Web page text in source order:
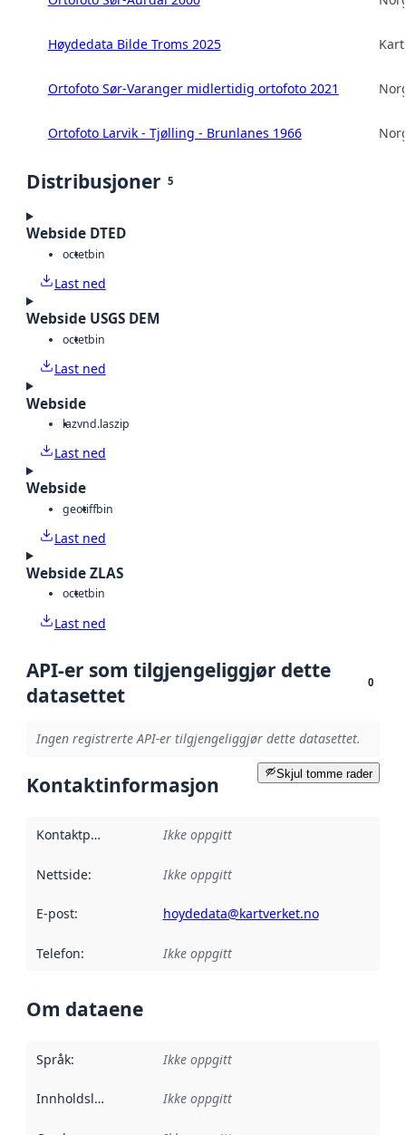
Høydedata Bilde Troms 2025
Ortofoto Sør-Varanger midlertidig ortofoto 2021
Ortofoto Larvik - Tjølling - Brunlanes 1966
Distribusjoner 5
Webside DTED
octetbin
Last ned
Webside USGS DEM
octetbin
Last ned
Webside
lazvnd.laszip
Last ned
Webside
geotiffbin
Last ned
Webside ZLAS
octetbin
Last ned
API-er som tilgjengeliggjør dette
datasettet
0
Ingen registrerte API-er tilgjengeliggjør dette datasettet.
Skjul tomme rader
Kontaktinformasjon
Kontaktpunkt Ikke oppgitt
Nettside: Ikke oppgitt
E-post: hoydedata@kartverket.no
Telefon: Ikke oppgitt
Om dataene
Språk: Ikke oppgitt
Innholdsleverandører :
Ikke oppgitt